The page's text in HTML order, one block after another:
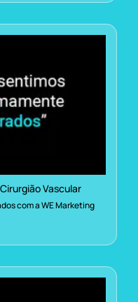
Vascular
com a WE Marketing